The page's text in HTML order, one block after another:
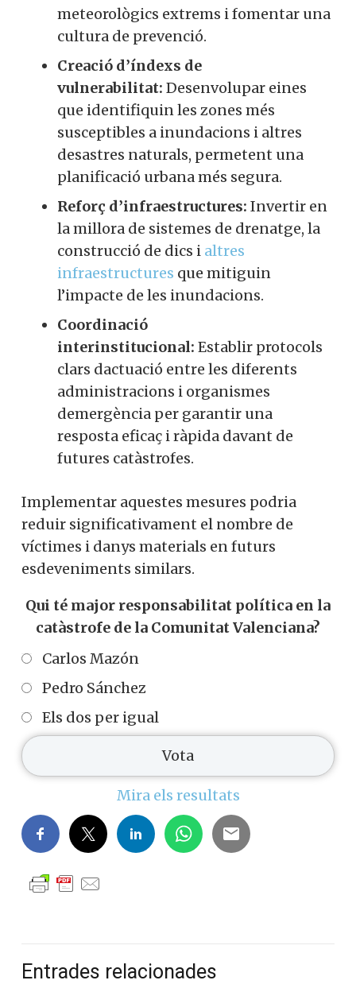
meteorològics extrems i fomentar una
cultura de prevenció.
Creació d’índexs de
vulnerabilitat: Desenvolupar eines
que identifiquin les zones més
susceptibles a inundacions i altres
desastres naturals, permetent una
planificació urbana més segura.
Reforç d’infraestructures: Invertir en
la millora de sistemes de drenatge, la
construcció de dics i altres
infraestructures que mitiguin
l’impacte de les inundacions.
Coordinació
interinstitucional: Establir protocols
clars dactuació entre les diferents
administracions i organismes
demergència per garantir una
resposta eficaç i ràpida davant de
futures catàstrofes.
Implementar aquestes mesures podria
reduir significativament el nombre de
víctimes i danys materials en futurs
esdeveniments similars.
Qui té major responsabilitat política en la
catàstrofe de la Comunitat Valenciana?
Carlos Mazón
Pedro Sánchez
Els dos per igual
Mira els resultats
Entrades relacionades